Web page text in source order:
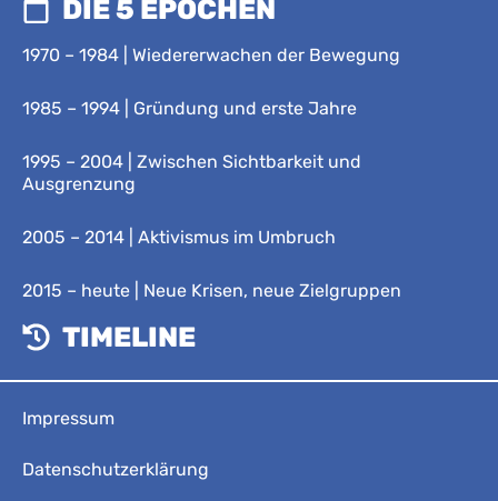
DIE 5 EPOCHEN
1970 – 1984 | Wiedererwachen der Bewegung
1985 – 1994 | Gründung und erste Jahre
1995 – 2004 | Zwischen Sichtbarkeit und
Ausgrenzung
2005 – 2014 | Aktivismus im Umbruch
2015 – heute | Neue Krisen, neue Zielgruppen
TIMELINE
Impressum
Datenschutzerklärung